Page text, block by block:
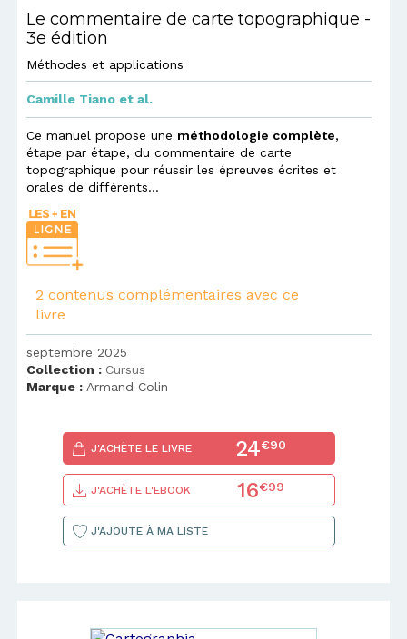
Le commentaire de carte topographique -
3e édition
Méthodes et applications
Camille Tiano et al.
Ce manuel propose une méthodologie complète,
étape par étape, du commentaire de carte
topographique pour réussir les épreuves écrites et
orales de différents...
2 contenus complémentaires avec ce
livre
septembre 2025
Collection : Cursus
Marque : Armand Colin
J'ACHÈTE LE LIVRE 24€90
J'ACHÈTE L'EBOOK 16€99
J'AJOUTE À MA LISTE